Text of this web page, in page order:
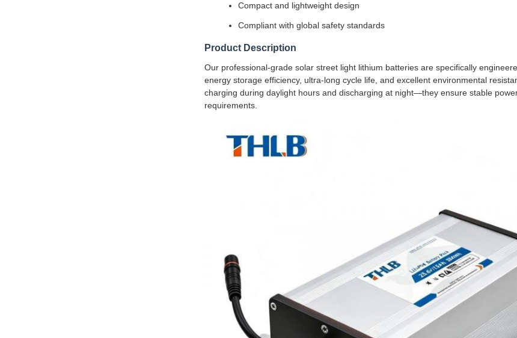
Compact and lightweight design
Compliant with global safety standards
Product Description
Our professional-grade solar street light lithium batteries are specifically
energy storage efficiency, ultra-long cycle life, and excellent environmental
charging during daylight hours and discharging at night—they ensure stable
requirements.